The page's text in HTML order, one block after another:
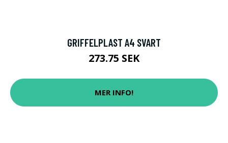
GRIFFELPLAST A4 SVART
273.75 SEK
MER INFO!